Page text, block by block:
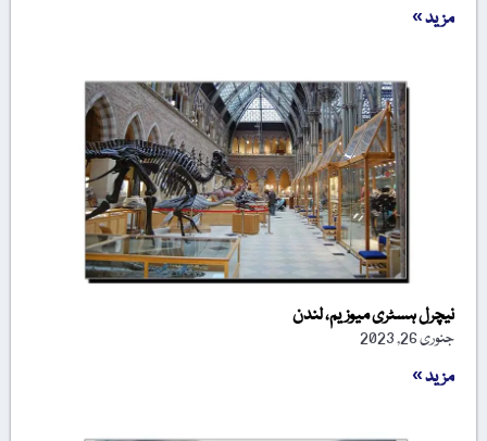
مزید »
نیچرل ہسٹری میوزیم، لندن
جنوری 26, 2023
مزید »